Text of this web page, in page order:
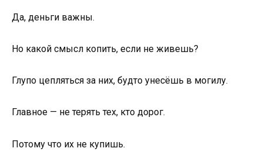
Да, деньги важны.
Но какой смысл копить, если не живешь?
Глупо цепляться за них, будто унесёшь в могилу.
Главное — не терять тех, кто дорог.
Потому что их не купишь.